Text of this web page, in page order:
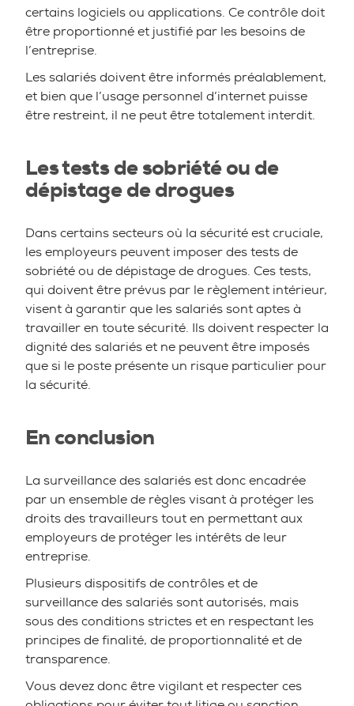
certains logiciels ou applications. Ce contrôle doit
être proportionné et justifié par les besoins de
l’entreprise.
Les salariés doivent être informés préalablement,
et bien que l’usage personnel d’internet puisse
être restreint, il ne peut être totalement interdit.
Les tests de sobriété ou de
dépistage de drogues
Dans certains secteurs où la sécurité est cruciale,
les employeurs peuvent imposer des tests de
sobriété ou de dépistage de drogues. Ces tests,
qui doivent être prévus par le règlement intérieur,
visent à garantir que les salariés sont aptes à
travailler en toute sécurité. Ils doivent respecter la
dignité des salariés et ne peuvent être imposés
que si le poste présente un risque particulier pour
la sécurité.
En conclusion
La surveillance des salariés est donc encadrée
par un ensemble de règles visant à protéger les
droits des travailleurs tout en permettant aux
employeurs de protéger les intérêts de leur
entreprise.
Plusieurs dispositifs de contrôles et de
surveillance des salariés sont autorisés, mais
sous des conditions strictes et en respectant les
principes de finalité, de proportionnalité et de
transparence.
Vous devez donc être vigilant et respecter ces